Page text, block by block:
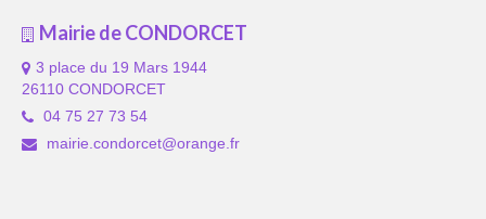
Mairie de CONDORCET
3 place du 19 Mars 1944
26110 CONDORCET
04 75 27 73 54
mairie.condorcet@orange.fr